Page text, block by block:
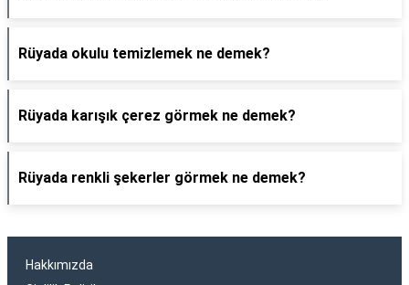
Rüyada okulu temizlemek ne demek?
Rüyada karışık çerez görmek ne demek?
Rüyada renkli şekerler görmek ne demek?
Hakkımızda